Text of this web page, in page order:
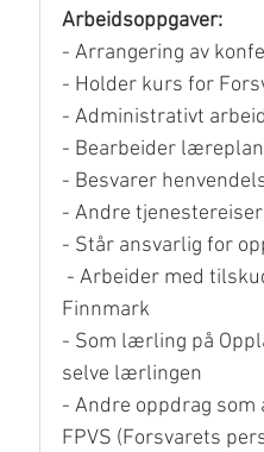
Arbeidsoppgaver:
- Arrangering av
- Holder kurs for
- Administrativt
- Bearbeider
- Besvarer
- Andre
- Står ansvarlig for
Finnmark
- Som lærling på
selve lærlingen
- Andre oppdrag som
FPVS (Forsvarets